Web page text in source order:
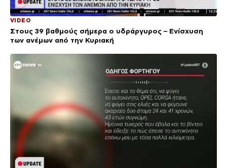
VIDEO
Στους 39 βαθμούς σήμερα ο υδράργυρος – Ενίσχυση
των ανέμων από την Κυριακή